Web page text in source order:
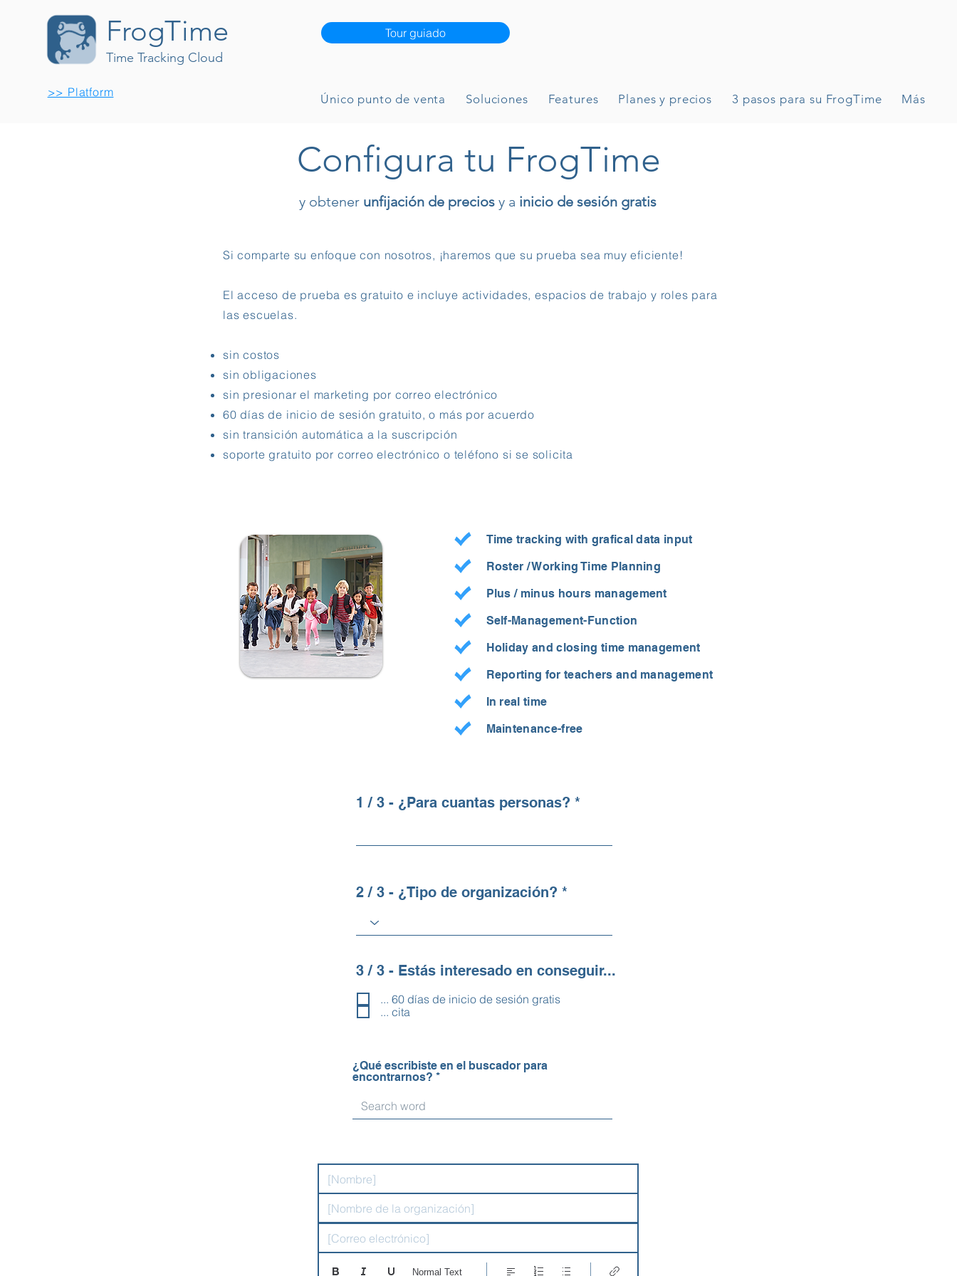
FrogTime
Time Tracking Cloud
Tour guiado
>> Platform Único punto de venta Soluciones Features Planes y precios 3 pasos para su FrogTime Más
Configura tu FrogTime
y obtener unfijación de precios y a inicio de sesión gratis
Si comparte su enfoque con nosotros, ¡haremos que su prueba sea muy eficiente!
El acceso de prueba es gratuito e incluye actividades, espacios de trabajo y roles para
las escuelas.
sin costos
sin obligaciones
sin presionar el marketing por correo electrónico
60 días de inicio de sesión gratuito, o más por acuerdo
sin transición automática a la suscripción
soporte gratuito por correo electrónico o teléfono si se solicita
Time tracking with grafical data input
Roster / Working Time Planning
Plus / minus hours management
Self-Management-Function
Holiday and closing time management
Reporting for teachers and management
In real time
Maintenance-free
1 / 3 - ¿Para cuantas personas?
2 / 3 - ¿Tipo de organización?
3 / 3 - Estás interesado en conseguir...
... 60 días de inicio de sesión gratis
... cita
¿Qué escribiste en el buscador para
encontrarnos?
Normal Text